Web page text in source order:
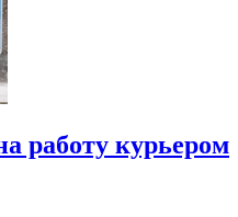
работу курьером